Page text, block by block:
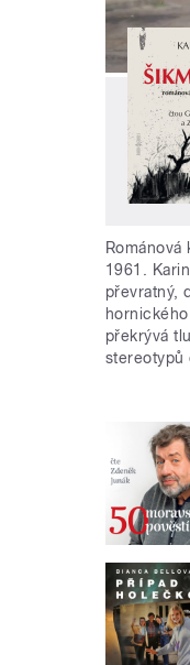
1961.
převratný,
překrývá
stereotypů